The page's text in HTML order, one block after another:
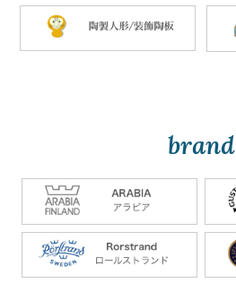
brand